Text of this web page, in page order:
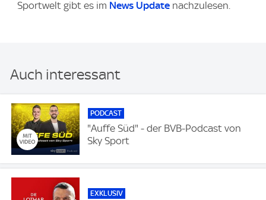
Sportwelt gibt es im News Update nachzulesen.
Auch interessant
PODCAST
"Auffe Süd" - der BVB-Podcast von
Sky Sport
EXKLUSIV